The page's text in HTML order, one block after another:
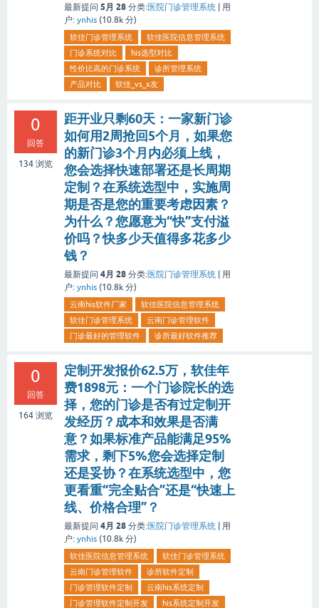
最新提问 5月 28 分类:医院门诊管理系统 | 用
户: ynhis (10.8k 分)
软佳门诊管理系统
软佳医院信息管理系统
门诊系统对比
his选型对比
性价比高的门诊系统
诊所管理系统
产品对比
软佳_vs_x友
0
回答
134 浏览
距开业只剩60天：一家新门诊
如何用2周抢回5个月，如果您
的新门诊3个月内必须上线，
您会选择快速部署还是长周期
定制？在系统选型中，实施周
期是否是您的重要考虑因素？
为什么？您愿意为“快”支付溢
价吗？快多少天值得多花多少
钱？
最新提问 4月 28 分类:医院门诊管理系统 | 用
户: ynhis (10.8k 分)
云南his软件厂家
软佳医院信息管理系统
软佳门诊管理系统
云南门诊管理软件
门诊最好的管理软件
诊所最好软件推荐
0
回答
164 浏览
定制开发报价62.5万，软佳年
费1898元：一个门诊院长的选
择，您的门诊是否有过定制开
发经历？成本和效果是否满
意？如果标准产品能满足95%
需求，剩下5%您会选择定制
还是妥协？在系统选型中，您
更看重“完全贴合”还是“快速上
线、价格合理”？
最新提问 4月 28 分类:医院门诊管理系统 | 用
户: ynhis (10.8k 分)
软佳医院信息管理系统
软佳门诊管理系统
云南门诊管理软件
诊所软件定制
门诊管理软件定制
云南his系统定制
门诊管理软件定制开发
his系统定制开发